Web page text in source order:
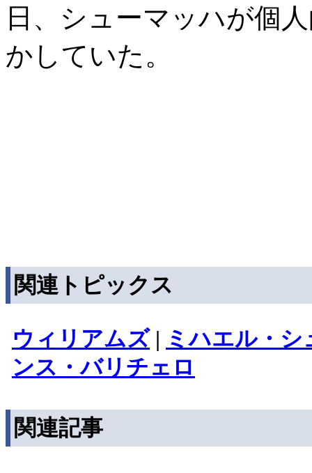
日、シューマッハが個
かしていた。
関連トピックス
ウィリアムズ| ミハエル・
ンス・バリチェロ
関連記事